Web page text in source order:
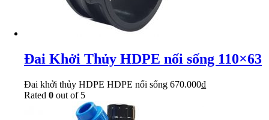
Đai Khởi Thủy HDPE nối sống 110×63
Đai khởi thủy HDPE HDPE nối sống 670.000₫
Rated 0 out of 5